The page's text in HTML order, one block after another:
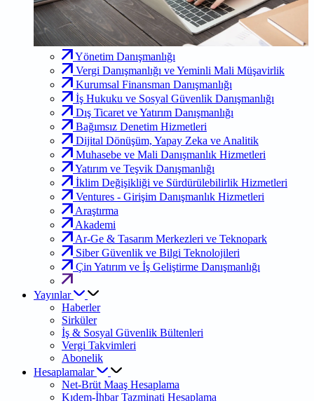
Yönetim Danışmanlığı
Vergi Danışmanlığı ve Yeminli Mali Müşavirlik
Kurumsal Finansman Danışmanlığı
İş Hukuku ve Sosyal Güvenlik Danışmanlığı
Dış Ticaret ve Yatırım Danışmanlığı
Bağımsız Denetim Hizmetleri
Dijital Dönüşüm, Yapay Zeka ve Analitik
Muhasebe ve Mali Danışmanlık Hizmetleri
Yatırım ve Teşvik Danışmanlığı
İklim Değişikliği ve Sürdürülebilirlik Hizmetleri
Ventures - Girişim Danışmanlık Hizmetleri
Araştırma
Akademi
Ar-Ge & Tasarım Merkezleri ve Teknopark
Siber Güvenlik ve Bilgi Teknolojileri
Çin Yatırım ve İş Geliştirme Danışmanlığı
Yayınlar
Haberler
Sirküler
İş & Sosyal Güvenlik Bültenleri
Vergi Takvimleri
Abonelik
Hesaplamalar
Net-Brüt Maaş Hesaplama
Kıdem-İhbar Tazminati Hesaplama